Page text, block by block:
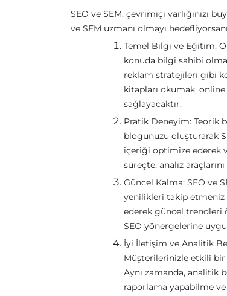
SEO ve SEM, çevrimiçi varlığınızı
ve SEM uzmanı olmayı
Temel Bilgi ve Eğitim:
konuda bilgi sahibi
reklam stratejileri gibi
kitapları okumak,
sağlayacaktır.
Pratik Deneyim: Teorik
blogunuzu oluşturarak
içeriği optimize ederek
süreçte, analiz
Güncel Kalma: SEO ve
yenilikleri takip etmeniz
ederek güncel trendleri
SEO yönergelerine
İyi İletişim ve Analitik
Müşterilerinizle etkili bir
Aynı zamanda, analitik
raporlama yapabilme